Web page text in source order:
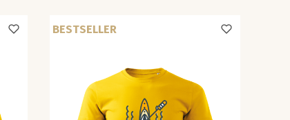
BESTSELLER